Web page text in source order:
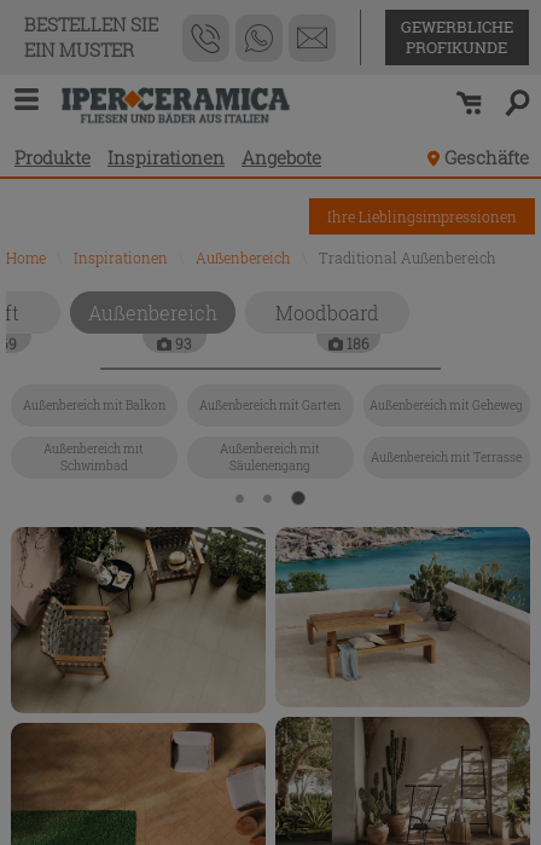
BESTELLEN SIE
EIN MUSTER
GEWERBLICHE
PROFIKUNDE
Produkte Inspirationen Angebote Geschäfte
Home Inspirationen Außenbereich Traditional Außenbereich
Ihre Lieblingsimpressionen
Außenbereich
93
Moodboard
186
Außenbereich mit Balkon Außenbereich mit Garten Außenbereich mit Geheweg
Außenbereich mit
Schwimbad
Außenbereich mit
Säulenengang
Außenbereich mit Terrasse